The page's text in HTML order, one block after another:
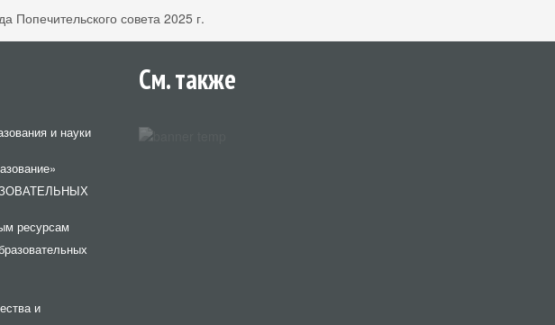
Попечительского совета 2025 г.
и науки
ресурсам
и
См. также